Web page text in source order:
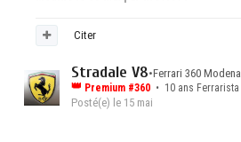
Citer
Stradale V8•Ferrari 360 Modena
👑 Premium #360 • 10 ans Ferrarista
Posté(e) le 15 mai